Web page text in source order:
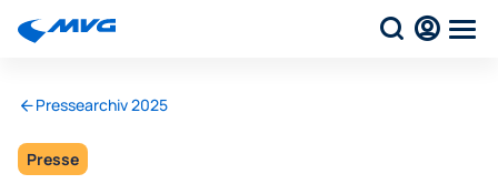
Pressearchiv 2025
Presse